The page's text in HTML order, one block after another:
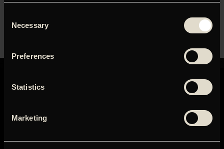
Selection
Necessary
Preferences
Statistics
Marketing
reservation.
Bemærk også, at vi åbner biografen fra morgenstunden